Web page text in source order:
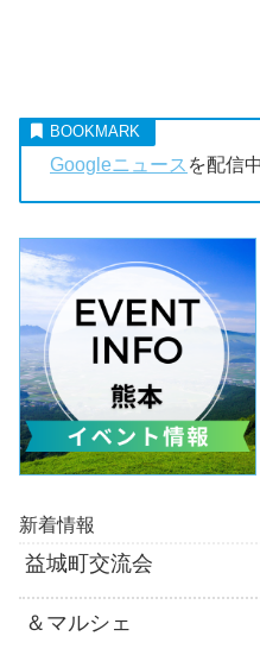
Googleニュース を配信
新着情報
益城町交流会
＆マルシェ